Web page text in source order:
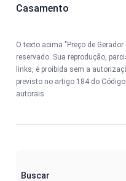
Casamento
O texto acima "Preço de
reservado. Sua reprodução,
links, é proibida sem a
previsto no artigo 184 do
autorais
Buscar